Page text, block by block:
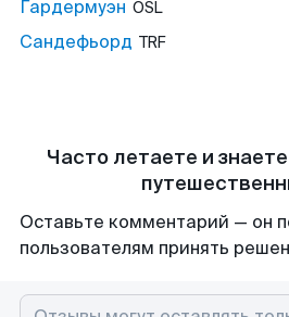
Гардермуэн OSL
Сандефьорд TRF
Часто летаете и
Оставьте комментарий — он
пользователям принять